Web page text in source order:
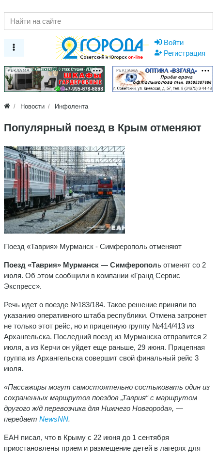
Войти
Регистрация
РЕКЛАМА РЕКЛАМА
Новости Инфолента
Популярный поезд в Крым отменяют
Поезд «Таврия» Мурманск - Симферополь отменяют
Поезд «Таврия» Мурманск — Симферополь отменят со 2
июля. Об этом сообщили в компании «Гранд Сервис
Экспресс».
Речь идет о поезде №183/184. Такое решение приняли по
указанию оперативного штаба республики. Отмена затронет
не только этот рейс, но и прицепную группу №414/413 из
Архангельска. Последний поезд из Мурманска отправится 2
июля, а из Керчи он уйдет еще раньше, 29 июня. Прицепная
группа из Архангельска совершит свой финальный рейс 3
июля.
«Пассажиры могут самостоятельно состыковать один из
сохраненных маршрутов поездов „Таврия“ с маршрутом
другого ж/д перевозчика для Нижнего Новгорода», —
передает NewsNN.
ЕАН писал, что в Крыму с 22 июня до 1 сентября
приостановлены прием и размещение детей в лагерях для